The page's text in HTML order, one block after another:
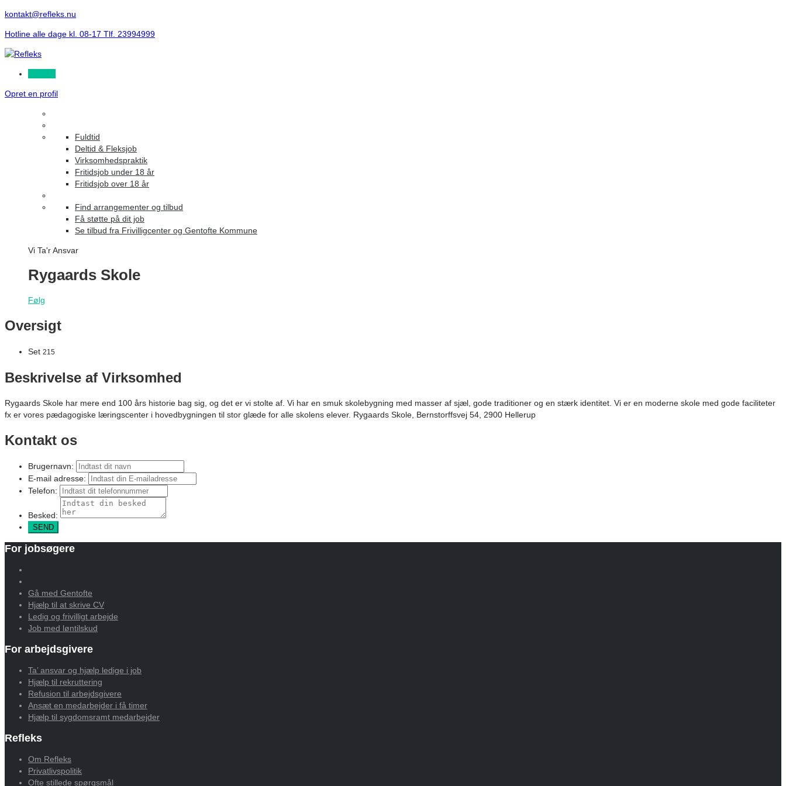
kontakt@refleks.nu
Hotline alle dage kl. 08-17 Tlf. 23994999
Opret en profil
Fuldtid
Deltid & Fleksjob
Virksomhedspraktik
Fritidsjob under 18 år
Fritidsjob over 18 år
Find arrangementer og tilbud
Få støtte på dit job
Se tilbud fra Frivilligcenter og Gentofte Kommune
Vi Ta'r Ansvar
Rygaards Skole
Følg
Oversigt
Set 215
Beskrivelse af Virksomhed
Rygaards Skole har mere end 100 års historie bag sig, og det er vi stolte af. Vi har en smuk skolebygning med masser af sjæl, gode traditioner og en stærk identitet. Vi er en moderne skole med gode faciliteter
fx er vores pædagogiske læringscenter i hovedbygningen til stor glæde for alle skolens elever. Rygaards Skole, Bernstorffsvej 54, 2900 Hellerup
Kontakt os
Brugernavn:
E-mail adresse:
Telefon:
Besked:
For jobsøgere
Gå med Gentofte
Hjælp til at skrive CV
Ledig og frivilligt arbejde
Job med løntilskud
For arbejdsgivere
Ta’ ansvar og hjælp ledige i job
Hjælp til rekruttering
Refusion til arbejdsgivere
Ansæt en medarbejder i få timer
Hjælp til sygdomsramt medarbejder
Refleks
Om Refleks
Privatlivspolitik
Ofte stillede spørgsmål